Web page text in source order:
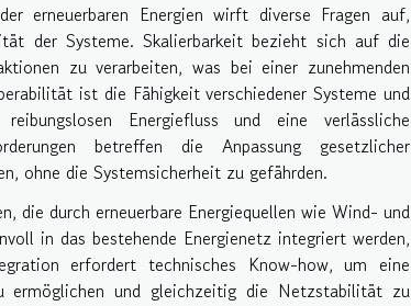
erneuerbaren Energien wirft diverse Fragen auf,
der Systeme. Skalierbarkeit bezieht sich auf die
zu verarbeiten, was bei einer zunehmenden
ist die Fähigkeit verschiedener Systeme und
Energiefluss und eine verlässliche
betreffen die Anpassung gesetzlicher
ohne die Systemsicherheit zu gefährden.
die durch erneuerbare Energiequellen wie Wind- und
in das bestehende Energienetz integriert werden,
erfordert technisches Know-how, um eine
ermöglichen und gleichzeitig die Netzstabilität zu